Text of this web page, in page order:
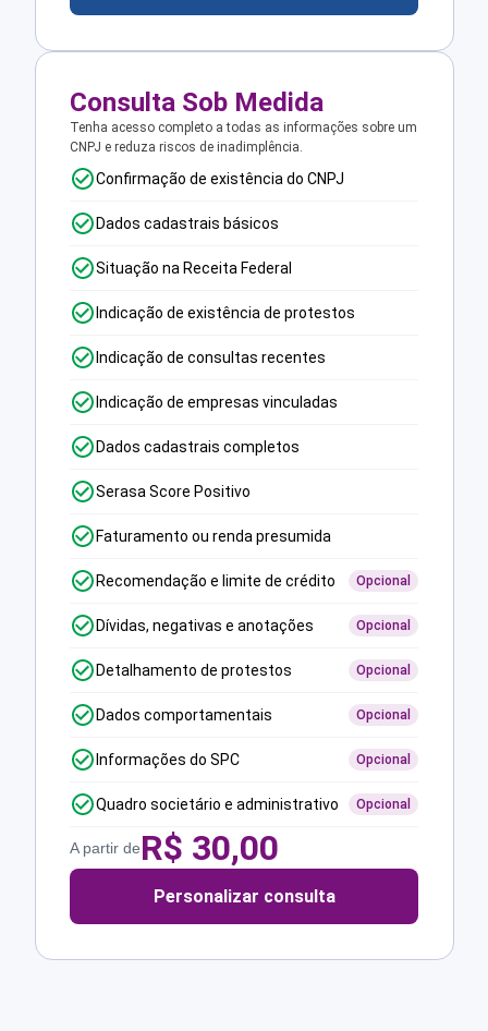
Consulta Sob Medida
Tenha acesso completo a todas as informações sobre um
CNPJ e reduza riscos de inadimplência.
Confirmação de existência do CNPJ
Dados cadastrais básicos
Situação na Receita Federal
Indicação de existência de protestos
Indicação de consultas recentes
Indicação de empresas vinculadas
Dados cadastrais completos
Serasa Score Positivo
Faturamento ou renda presumida
Recomendação e limite de crédito Opcional
Dívidas, negativas e anotações Opcional
Detalhamento de protestos Opcional
Dados comportamentais Opcional
Informações do SPC Opcional
Quadro societário e administrativo Opcional
A partir deR$ 30,00
Personalizar consulta